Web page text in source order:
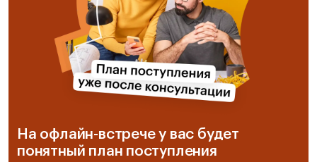
На офлайн-встрече у вас будет
понятный план поступления